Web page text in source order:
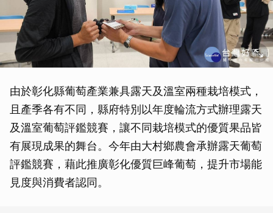
由於彰化縣葡萄產業兼具露天及溫室兩種栽培模式，
且產季各有不同，縣府特別以年度輪流方式辦理露天
及溫室葡萄評鑑競賽，讓不同栽培模式的優質果品皆
有展現成果的舞台。今年由大村鄉農會承辦露天葡萄
評鑑競賽，藉此推廣彰化優質巨峰葡萄，提升市場能
見度與消費者認同。